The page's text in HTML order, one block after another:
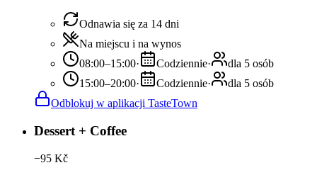
Odnawia się za 14 dni
Na miejscu i na wynos
08:00–15:00· Codziennie·
dla 5 osób
15:00–20:00· Codziennie·
dla 5 osób
Odblokuj w aplikacji TasteTown
Dessert + Coffee
−95 Kč